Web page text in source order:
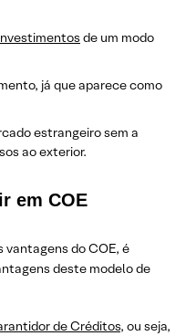
de um modo
já que aparece como
estrangeiro sem a
ao exterior.
em COE
vantagens do COE, é
deste modelo de
de Créditos, ou seja,